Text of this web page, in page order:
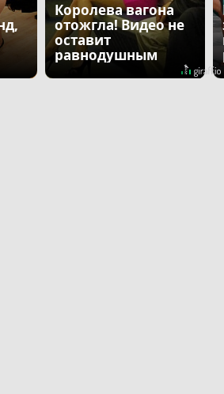
Королева вагона
отожгла! Видео не
оставит
равнодушным